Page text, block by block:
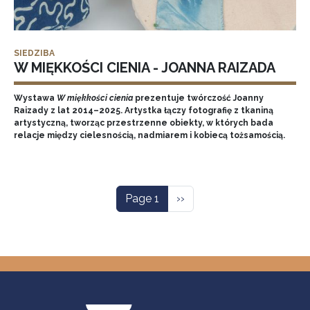
SIEDZIBA
W MIĘKKOŚCI CIENIA - JOANNA RAIZADA
Wystawa W miękkości cieniaprezentuje twórczość Joanny
Raizady z lat 2014–2025. Artystka łączy fotografię z tkaniną
artystyczną, tworząc przestrzenne obiekty, w których bada
relacje między cielesnością, nadmiarem i kobiecą tożsamością.
Page 1 Next page
››